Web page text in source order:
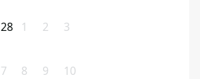
28 1 2 3
7 8 9 10